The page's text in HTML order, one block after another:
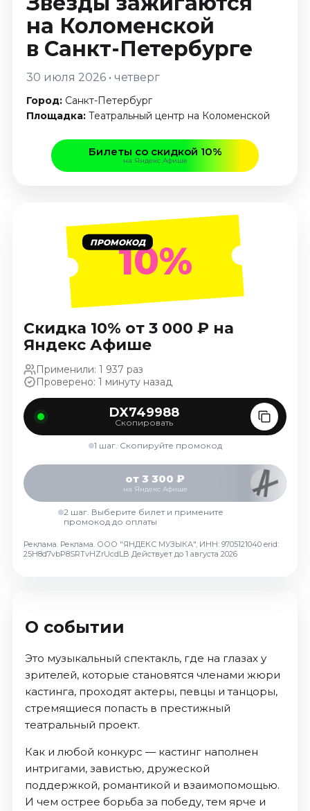
Январь 2027
Стендап
Август 2026
Сентябрь 2026
Ноябрь 2026
Выставки
Экскурсии
Август 2026
Сентябрь 2026
Октябрь 2026
Декабрь 2026
Спорт
Август 2026
Сентябрь 2026
Декабрь 2026
Август 2026
Сентябрь 2026
Октябрь 2026
Ноябрь 2026
Декабрь 2026
на Коломенской
в Санкт-Петербурге
30 июля 2026 • четверг
Город: Санкт-Петербург
Площадка: Театральный центр на Коломенской
Билеты со скидкой 10%
на Яндекс Афише
ПРОМОКОД10%
Скидка 10% от 3 000 ₽ на
Яндекс Афише
Применили: 1 937 раз
Проверено: 1 минуту назад
DX749988
Скопировать
1 шаг. Скопируйте промокод
от 3 300 ₽
на Яндекс Афише
2 шаг. Выберите билет и примените
промокод до оплаты
Реклама. Реклама. ООО "ЯНДЕКС МУЗЫКА", ИНН: 9705121040 erid:
25H8d7vbP8SRTvHZrUcdLB Действует до 1 августа 2026
О событии
Это музыкальный спектакль, где на глазах у
зрителей, которые становятся членами жюри
кастинга, проходят актеры, певцы и танцоры,
стремящиеся попасть в престижный
театральный проект.
Как и любой конкурс — кастинг наполнен
интригами, завистью, дружеской
поддержкой, романтикой и взаимопомощью.
И чем острее борьба за победу, тем ярче и